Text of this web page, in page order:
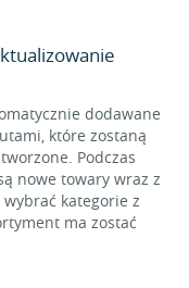
dodawane
które zostaną
Podczas
nowe towary wraz z
kategorie z
ma zostać